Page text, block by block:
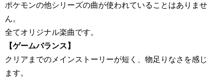
ポケモンの他シリーズの曲が使われていることはありませ
ん。
全てオリジナル楽曲です。
【ゲームバランス】
クリアまでのメインストーリーが短く、物足りなさを感じ
ます。